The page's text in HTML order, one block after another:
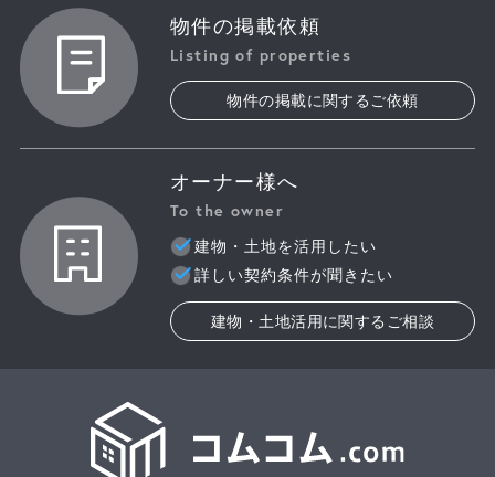
物件の掲載依頼
Listing of properties
物件の掲載に関するご依頼
オーナー様へ
To the owner
建物・土地を活用したい
詳しい契約条件が聞きたい
建物・土地活用に関するご相談